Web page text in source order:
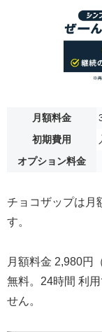
月額料金
初期費用
オプション料金
チョコザップは月
す。
月額料金 2,980円
無料。24時間 利
せん。